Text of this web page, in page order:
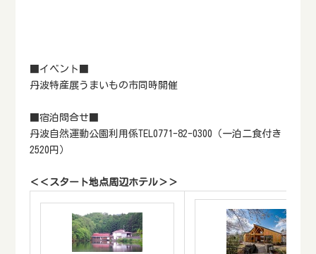
■イベント■
丹波特産展うまいもの市同時開催
■宿泊問合せ■
丹波自然運動公園利用係TEL0771-82-0300（一泊二食付き
2520円）
＜＜スタート地点周辺ホテル＞＞